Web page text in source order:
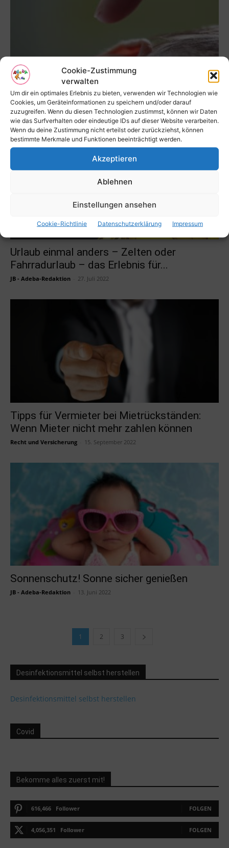
Cookie-Zustimmung
verwalten
Um dir ein optimales Erlebnis zu bieten, verwenden wir Technologien wie
Cookies, um Geräteinformationen zu speichern und/oder darauf
zuzugreifen. Wenn du diesen Technologien zustimmst, können wir Daten
wie das Surfverhalten oder eindeutige IDs auf dieser Website verarbeiten.
Wenn du deine Zustimmung nicht erteilst oder zurückziehst, können
bestimmte Merkmale und Funktionen beeinträchtigt werden.
Akzeptieren
Ablehnen
Einstellungen ansehen
Cookie-Richtlinie Datenschutzerklärung Impressum
Tipps zu Pflege und Schutz von Kinderohren
JB - Adeba-Redaktion - 27. Juli 2022
Urlaub einmal anders – Zelten oder
Fahrradurlaub – das Erlebnis für...
JB - Adeba-Redaktion 27. Juli 2022
Tipps für Vermieter bei Mietrückständen:
Wenn Mieter nicht mehr zahlen können
Recht und Versicherung 15. September 2022
Sonnenschutz! Sonne sicher genießen
JB - Adeba-Redaktion 13. Juni 2022
1 2 3
Desinfektionsmittel selbst herstellen
Desinfektionsmittel selbst herstellen
Covid
Bekomme alles zuerst mit!
616,466 Follower FOLGEN
4,056,351 Follower FOLGEN